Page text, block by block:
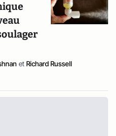
et Richard Russell